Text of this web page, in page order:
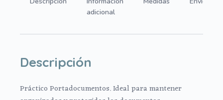
adicional
Descripción
Práctico Portadocumentos.Ideal para mantener